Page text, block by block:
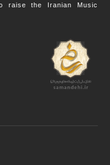
raise the Iranian Music